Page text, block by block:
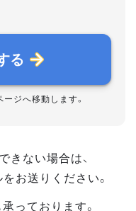
る
ジへ移動します。
きない場合は、
お送りください。
っております。